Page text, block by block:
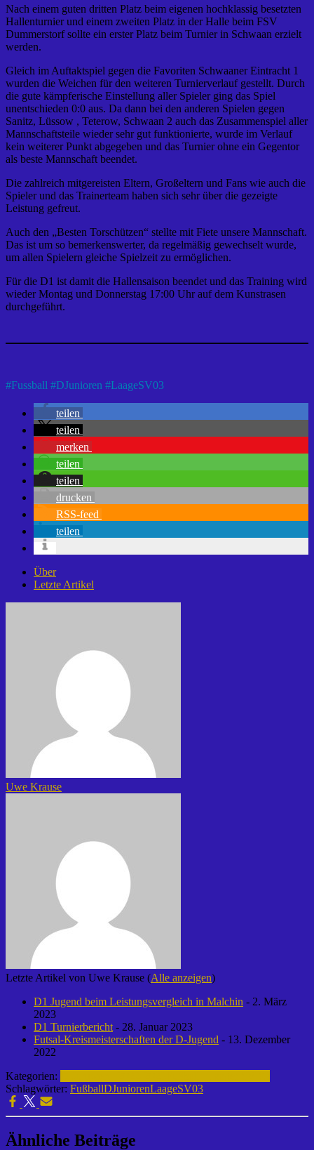
Nach einem guten dritten Platz beim eigenen hochklassig besetzten
Hallenturnier und einem zweiten Platz in der Halle beim FSV
Dummerstorf sollte ein erster Platz beim Turnier in Schwaan erzielt
werden.
Gleich im Auftaktspiel gegen die Favoriten Schwaaner Eintracht 1
wurden die Weichen für den weiteren Turnierverlauf gestellt. Durch
die gute kämpferische Einstellung aller Spieler ging das Spiel
unentschieden 0:0 aus. Da dann bei den anderen Spielen gegen
Sanitz, Lüssow , Teterow, Schwaan 2 auch das Zusammenspiel aller
Mannschaftsteile wieder sehr gut funktionierte, wurde im Verlauf
kein weiterer Punkt abgegeben und das Turnier ohne ein Gegentor
als beste Mannschaft beendet.
Die zahlreich mitgereisten Eltern, Großeltern und Fans wie auch die
Spieler und das Trainerteam haben sich sehr über die gezeigte
Leistung gefreut.
Auch den „Besten Torschützen“ stellte mit Fiete unsere Mannschaft.
Das ist um so bemerkenswerter, da regelmäßig gewechselt wurde,
um allen Spielern gleiche Spielzeit zu ermöglichen.
Für die D1 ist damit die Hallensaison beendet und das Training wird
wieder Montag und Donnerstag 17:00 Uhr auf dem Kunstrasen
durchgeführt.
#Fussball #DJunioren #LaageSV03
teilen
teilen
merken
teilen
teilen
drucken
RSS-feed
teilen
Über
Letzte Artikel
Uwe Krause
Letzte Artikel von Uwe Krause (Alle anzeigen)
D1 Jugend beim Leistungsvergleich in Malchin - 2. März
2023
D1 Turnierbericht - 28. Januar 2023
Futsal-Kreismeisterschaften der D-Jugend - 13. Dezember
2022
Kategorien:
Schlagwörter: FußballDJuniorenLaageSV03
Ähnliche Beiträge